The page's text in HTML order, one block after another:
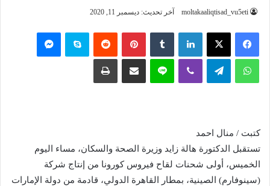
moltakaaliqtisad_vu5eti آخر تحديث: ديسمبر 11, 2020
فيسبوك ‫X لينكدإن بينتيريست سكايب
واتساب تيلقرام لاين
كتبت / منال احمد
تستقبل الدكتورة هالة زايد وزيرة الصحة والسكان، مساء اليوم
الخميس، أولى شحنات لقاح فيروس كورونا من إنتاج شركة
(سينوفارم) الصينية، بمطار القاهرة الدولي، قادمة من دولة الإمارات